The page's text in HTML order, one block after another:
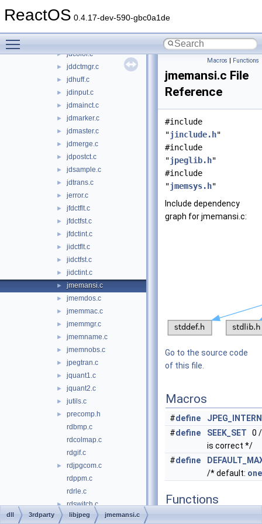
ReactOS 0.4.17-dev-590-gbc0a1de
► jdatadst.c
► jdcolor.c
► jddctmgr.c
► jdhuff.c
► jdinput.c
► jdmainct.c
► jdmarker.c
► jdmaster.c
► jdmerge.c
► jdpostct.c
► jdsample.c
► jdtrans.c
► jerror.c
► jfdctflt.c
► jfdctfst.c
► jfdctint.c
► jidctflt.c
► jidctfst.c
► jidctint.c
► jmemansi.c
► jmemdos.c
► jmemmac.c
► jmemmgr.c
► jmemname.c
► jmemnobs.c
► jpegtran.c
► jquant1.c
► jquant2.c
► jutils.c
►
precomp.h
rdbmp.c
rdcolmap.c
rdgif.c
►
rdjpgcom.c
rdppm.c
rdrle.c
► rdswitch.c
rdtarga.c
Macros | Functions
jmemansi.c File
Reference
#include
"jinclude.h"
#include
"jpeglib.h"
#include
"jmemsys.h"
Include dependency
graph for jmemansi.c:
Go to the source code
of this file.
Macros
#define
#define SEEK_SET 0
is correct */
#define
/* default: one
Functions
dll 3rdparty libjpeg jmemansi.c